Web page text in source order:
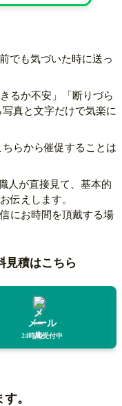
でも気づいた時に送っ
るか不安」「断りづら
真と文字だけで気楽に
ちらから催促することは
人が直接見て、基本的
伝えします。
にお時間を頂戴する場
見積はこちら
メール
24時間受付中
。